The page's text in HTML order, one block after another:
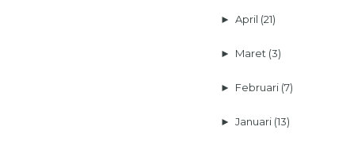
► April (21)
► Maret (3)
► Februari (7)
► Januari (13)